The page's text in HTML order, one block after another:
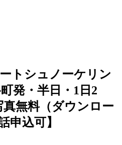
トシュノーケリン
発・半日・1日2
無料（ダウンロー
申込可】